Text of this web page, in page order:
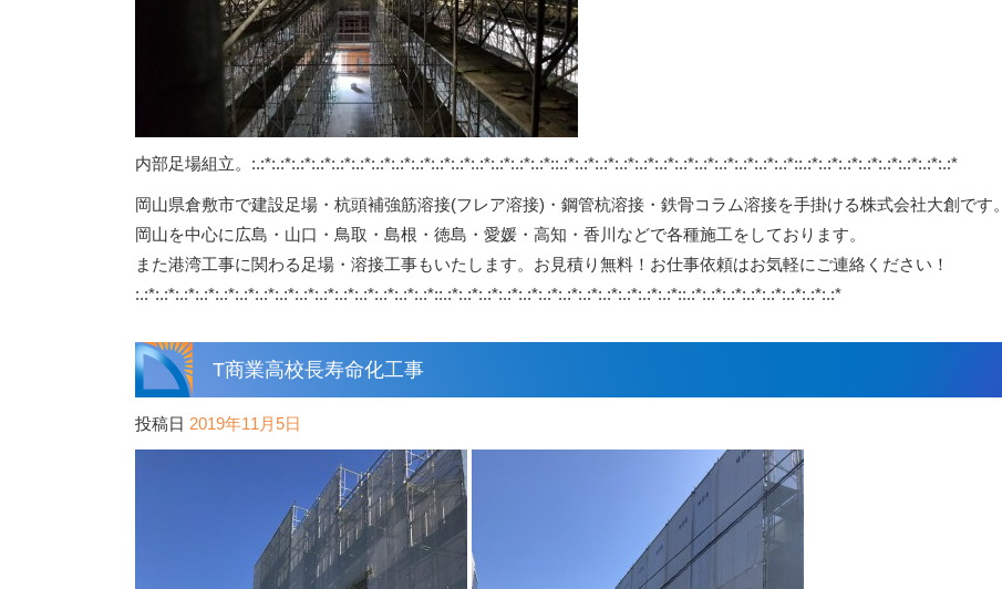
内部足場組立。:.:*:.:*:.:*:.:*:.:*:.:*:.:*:.:*:.:*:.:*:.:*:.:*:.:*:.:*:.:*::.:*:.:*:.:*:.:*:.:*:.:*:.:*:.:*:.:*:.:*:.:*:.:*::.:*:.:*:.:*:.:*:.:*:.:*:.:*:.:*
岡山県倉敷市で建設足場・杭頭補強筋溶接(フレア溶接)・鋼管杭溶接・鉄骨コラム溶接を手掛ける株式会社大創です。
岡山を中心に広島・山口・鳥取・島根・徳島・愛媛・高知・香川などで各種施工をしております。
また港湾工事に関わる足場・溶接工事もいたします。お見積り無料！お仕事依頼はお気軽にご連絡ください！
:.:*:.:*:.:*:.:*:.:*:.:*:.:*:.:*:.:*:.:*:.:*:.:*:.:*:.:*:.:*::.:*:.:*:.:*:.:*:.:*:.:*:.:*:.:*:.:*:.:*:.:*:.:*::.:*:.:*:.:*:.:*:.:*:.:*:.:*:.:*
T商業高校長寿命化工事
投稿日 2019年11月5日